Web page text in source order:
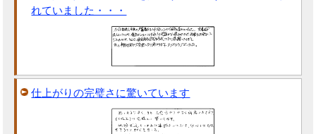
れていました・・・
仕上がりの完璧さに驚いています